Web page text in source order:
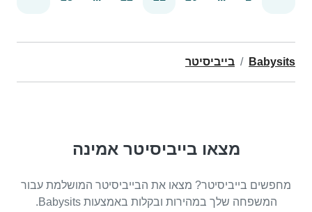
Babysits בייביסיטר
מצאו בייביסיטר אמינה
מחפשים בייביסיטר? מצאו את הבייביסיטר המושלמת עבור
המשפחה שלך במהירות ובקלות באמצעות Babysits.